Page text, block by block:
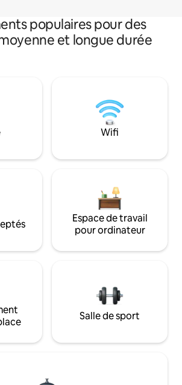
populaires pour des
et longue durée
Wifi
Espace de travail
pour ordinateur
Salle de sport